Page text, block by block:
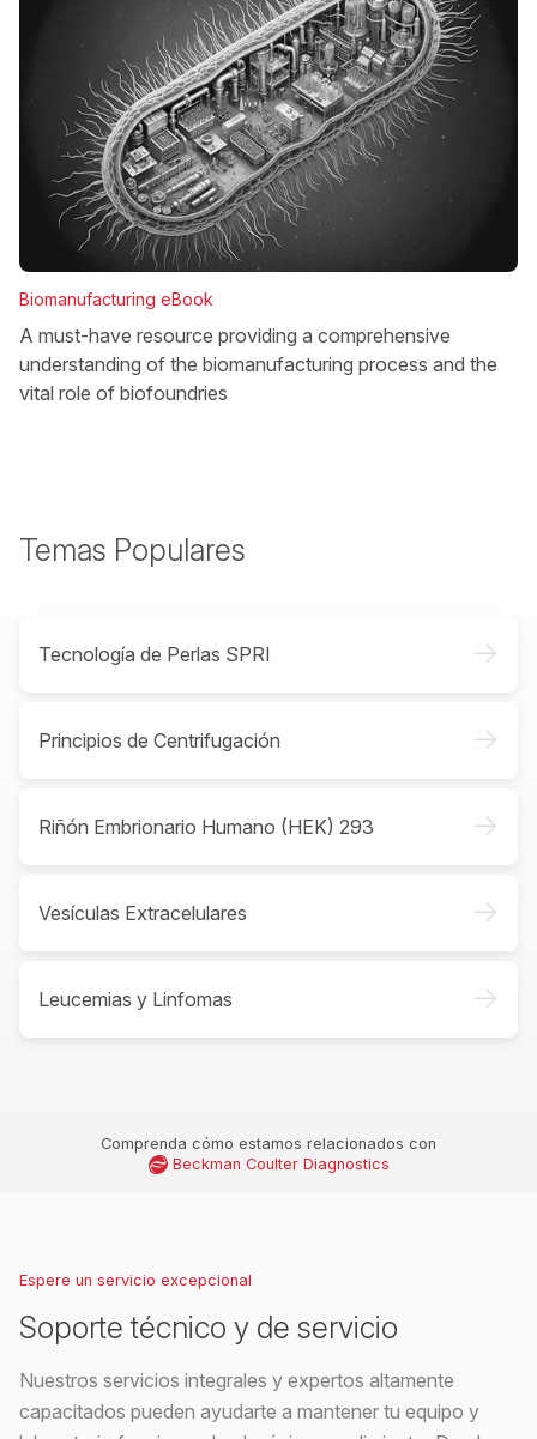
Biomanufacturing eBook
A must-have resource providing a comprehensive
understanding of the biomanufacturing process and the
vital role of biofoundries
Temas Populares
Tecnología de Perlas SPRI ->
Principios de Centrifugación ->
Riñón Embrionario Humano (HEK) 293 ->
Vesículas Extracelulares ->
Leucemias y Linfomas ->
Comprenda cómo estamos relacionados con
Beckman Coulter Diagnostics
Espere un servicio excepcional
Soporte técnico y de servicio
Nuestros servicios integrales y expertos altamente
capacitados pueden ayudarte a mantener tu equipo y